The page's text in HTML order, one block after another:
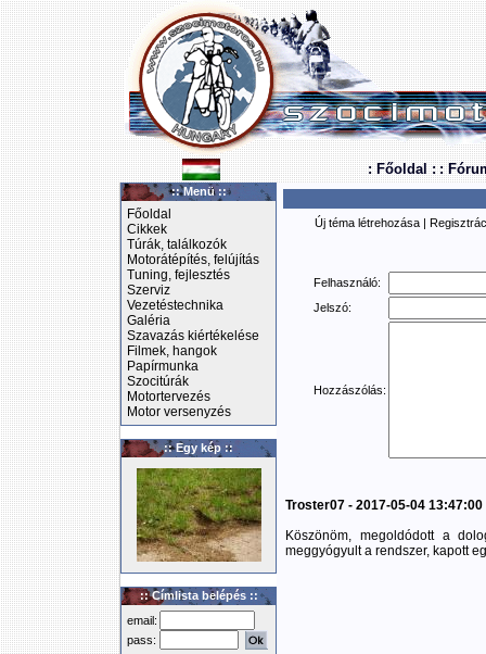
: Főoldal : :
:: Menü ::
Főoldal
Cikkek
Túrák, találkozók
Motorátépítés, felújítás
Tuning, fejlesztés
Szerviz
Vezetéstechnika
Galéria
Szavazás kiértékelése
Filmek, hangok
Papírmunka
Szocitúrák
Motortervezés
Motor versenyzés
:: Egy kép ::
:: Címlista belépés ::
email:
pass:
Új téma létrehozása |
Felhasználó:
Jelszó:
Hozzászólás:
Troster07 - 2017-05-04 13:47:00
Köszönöm, megoldódott a
meggyógyult a rendszer, kapott